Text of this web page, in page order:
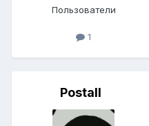
Пользователи
1
Postall